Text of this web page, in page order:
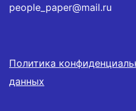
people_paper@mail.ru
Политика
данных